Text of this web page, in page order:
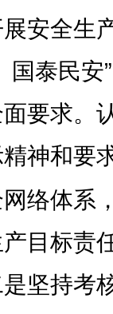
安全生
国泰民安
要求。
神和要
网络体系
目标责
坚持考